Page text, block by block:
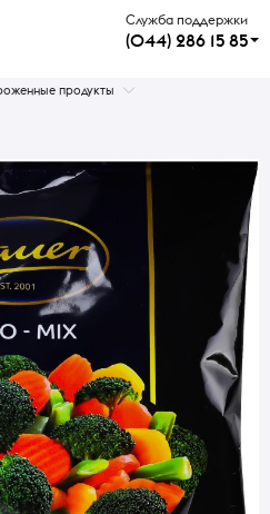
Служба поддержки
(044) 286 15 85
продукты